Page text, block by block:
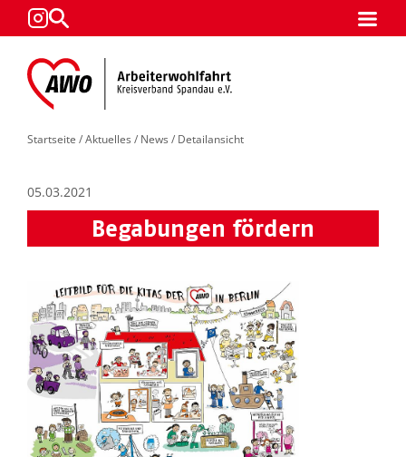
Startseite /Aktuelles / News / Detailansicht
05.03.2021
Begabungen fördern